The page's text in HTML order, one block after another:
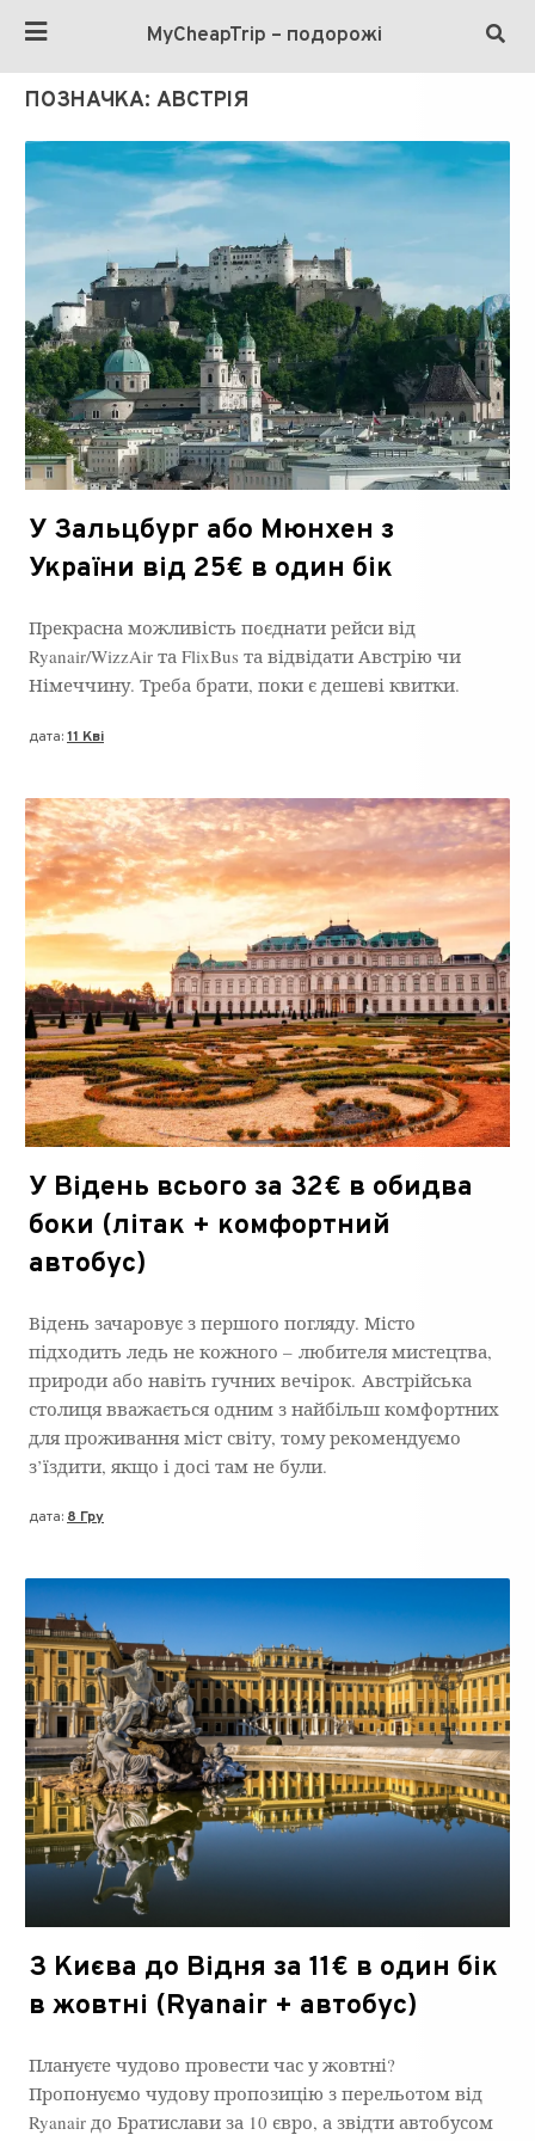
MyCheapTrip – подорожі
ПОЗНАЧКА: АВСТРІЯ
У Зальцбург або Мюнхен з
України від 25€ в один бік
Прекрасна можливість поєднати рейси від
Ryanair/WizzAir та FlixBus та відвідати Австрію чи
Німеччину. Треба брати, поки є дешеві квитки.
дата:11 Кві
У Відень всього за 32€ в обидва
боки (літак + комфортний
автобус)
Відень зачаровує з першого погляду. Місто
підходить ледь не кожного – любителя мистецтва,
природи або навіть гучних вечірок. Австрійська
столиця вважається одним з найбільш комфортних
для проживання міст світу, тому рекомендуємо
з’їздити, якщо і досі там не були.
дата:8 Гру
З Києва до Відня за 11€ в один бік
в жовтні (Ryanair + автобус)
Плануєте чудово провести час у жовтні?
Пропонуємо чудову пропозицію з перельотом від
Ryanair до Братислави за 10 євро, а звідти автобусом